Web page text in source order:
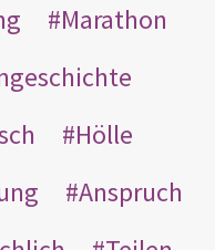
Marathon
Hölle
Anspruch